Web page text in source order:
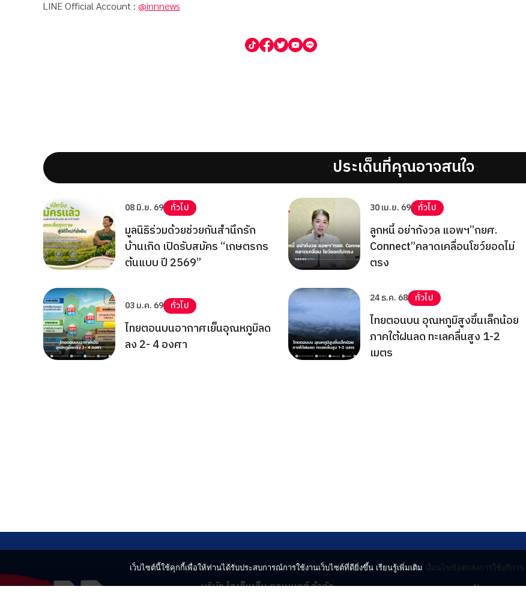
LINE Official Account : @innnews
';ประเด็นที่คุณอาจสนใจ';
08 มิ.ย. 69 ทั่วไป
มูลนิธิร่วมด้วยช่วยกันสำนึกรัก
บ้านเกิด เปิดรับสมัคร “เกษตรกร
ต้นแบบ ปี 2569”
30 เม.ย. 69 ทั่วไป
ลูกหนี้ อย่ากังวล แอพฯ”กยศ.
Connect”คลาดเคลื่อนโชว์ยอดไม่
ตรง
03 ม.ค. 69 ทั่วไป
ไทยตอนบนอากาศเย็นอุณหภูมิลด
ลง 2- 4 องศา
24 ธ.ค. 68 ทั่วไป
ไทยตอนบน อุณหภูมิสูงขึ้นเล็กน้อย
ภาคใต้ฝนลด ทะเลคลื่นสูง 1-2
เมตร
บริษัท ไอเอ็นเอ็น คอนเนกซ์ จำกัด
News
เว็บไซต์นี้ใช้คุกกี้เพื่อให้ท่านได้รับประสบการณ์การใช้งานเว็บไซต์ที่ดียิ่งขึ้น เรียนรู้เพิ่มเติม เงื่อนไขข้อตกลงการใช้บริการ